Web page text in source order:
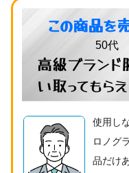
この商品を
50代
高級ブラン
い取ってもら
使用し
ロノグ
品だけ